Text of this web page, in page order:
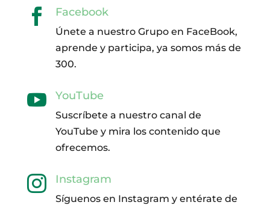
 Facebook
Únete a nuestro Grupo en FaceBook,
aprende y participa, ya somos más de
300.
 YouTube
Suscríbete a nuestro canal de
YouTube y mira los contenido que
ofrecemos.
 Instagram
Síguenos en Instagram y entérate de